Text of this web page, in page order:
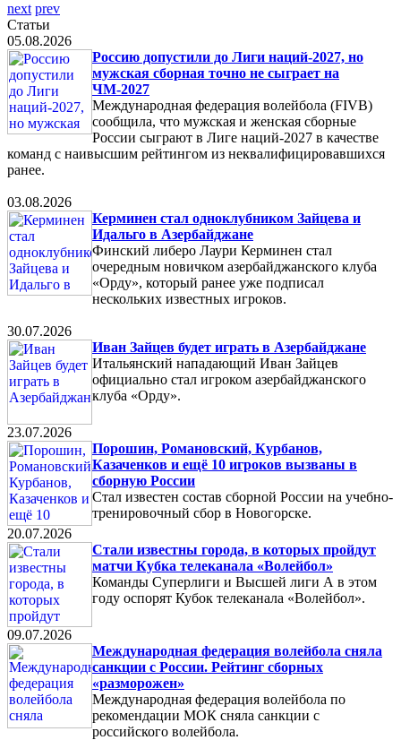
next prev
Статьи
05.08.2026
Россию допустили до Лиги наций-2027, но
мужская сборная точно не сыграет на
ЧМ-2027
Международная федерация волейбола (FIVB)
сообщила, что мужская и женская сборные
России сыграют в Лиге наций-2027 в качестве
команд с наивысшим рейтингом из неквалифицировавшихся
ранее.
03.08.2026
Керминен стал одноклубником Зайцева и
Идальго в Азербайджане
Финский либеро Лаури Керминен стал
очередным новичком азербайджанского клуба
«Орду», который ранее уже подписал
нескольких известных игроков.
30.07.2026
Иван Зайцев будет играть в Азербайджане
Итальянский нападающий Иван Зайцев
официально стал игроком азербайджанского
клуба «Орду».
23.07.2026
Порошин, Романовский, Курбанов,
Казаченков и ещё 10 игроков вызваны в
сборную России
Стал известен состав сборной России на учебно-
тренировочный сбор в Новогорске.
20.07.2026
Стали известны города, в которых пройдут
матчи Кубка телеканала «Волейбол»
Команды Суперлиги и Высшей лиги А в этом
году оспорят Кубок телеканала «Волейбол».
09.07.2026
Международная федерация волейбола сняла
санкции с России. Рейтинг сборных
«разморожен»
Международная федерация волейбола по
рекомендации МОК сняла санкции с
российского волейбола.